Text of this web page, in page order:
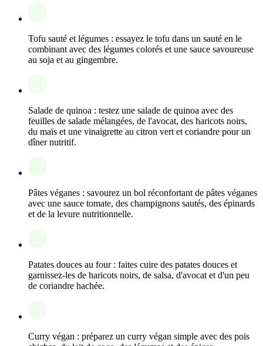
Tofu sauté et légumes : essayez le tofu dans un sauté en le
combinant avec des légumes colorés et une sauce savoureuse
au soja et au gingembre.
Salade de quinoa : testez une salade de quinoa avec des
feuilles de salade mélangées, de l'avocat, des haricots noirs,
du maïs et une vinaigrette au citron vert et coriandre pour un
dîner nutritif.
Pâtes véganes : savourez un bol réconfortant de pâtes véganes
avec une sauce tomate, des champignons sautés, des épinards
et de la levure nutritionnelle.
Patates douces au four : faites cuire des patates douces et
garnissez-les de haricots noirs, de salsa, d'avocat et d'un peu
de coriandre hachée.
Curry végan : préparez un curry végan simple avec des pois